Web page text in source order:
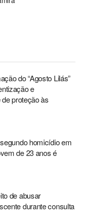
do “Agosto Lilás”
e
proteção às
homicídio em
de 23 anos é
de abusar
durante consulta